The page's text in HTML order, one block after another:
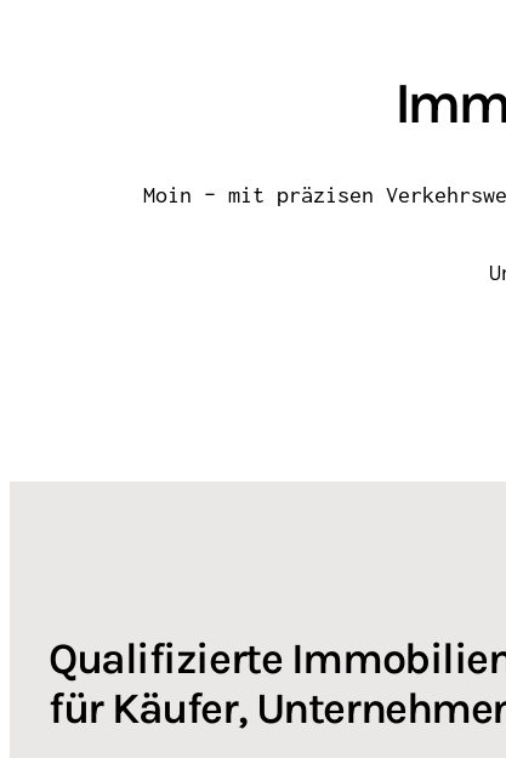
Moin – mit präzisen
Qualifizierte
für Käufer,